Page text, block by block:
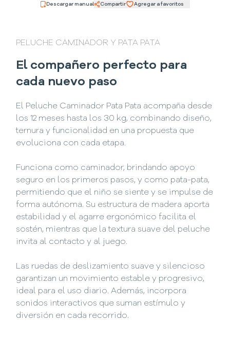
Descargar manual Compartir Agregar a favoritos
PELUCHE CAMINADOR Y PATA PATA
El compañero perfecto para
cada nuevo paso
El Peluche Caminador Pata Pata acompaña desde
los 12 meses hasta los 30 kg, combinando diseño,
ternura y funcionalidad en una propuesta que
evoluciona con cada etapa.
Funciona como caminador, brindando apoyo
seguro en los primeros pasos, y como pata-pata,
permitiendo que el niño se siente y se impulse de
forma autónoma. Su estructura de madera aporta
estabilidad y el agarre ergonómico facilita el
sostén, mientras que la textura suave del peluche
invita al contacto y al juego.
Las ruedas de deslizamiento suave y silencioso
garantizan un movimiento estable y progresivo,
ideal para el uso diario. Además, incorpora
sonidos interactivos que suman estímulo y
diversión en cada recorrido.